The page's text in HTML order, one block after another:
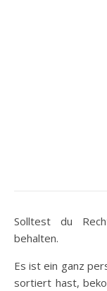
Solltest du
behalten.
Es ist ein ganz
sortiert hast,